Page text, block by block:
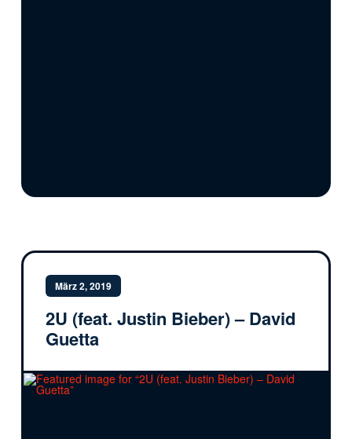
März 2, 2019
2U (feat. Justin Bieber) – David
Guetta